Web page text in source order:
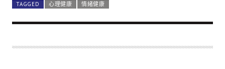
TAGGED 心理健康 情緒健康